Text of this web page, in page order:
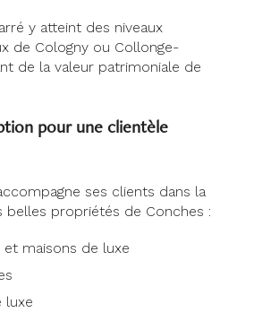
y atteint des niveaux
de Cologny ou Collonge-
de la valeur patrimoniale de
pour une clientèle
ses clients dans la
belles propriétés de Conches :
et maisons de luxe
luxe